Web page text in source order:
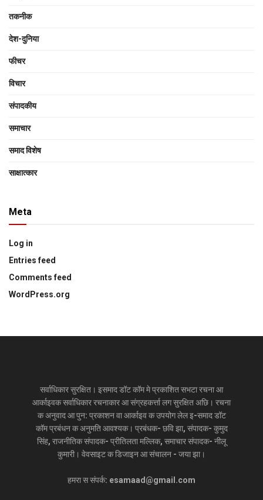
तकनीक
देश-दुनिया
फीचर
विचार
संपादकीय
समाचार
समाद विशेष
साक्षात्‍कार
Meta
Log in
Entries feed
Comments feed
WordPress.org
सर्वाधिकार सुरक्षित। इसमाद डॉट कॉम मे प्रकाशित सभटा रचना आ
आर्काइवक सर्वाधिकार रचनाकार आ संग्रहकर्त्ता लग सुरक्षित अछि। रचना
क अनुवाद आ पुन: प्रकाशन वा आर्काइव क उपयोग लेल इ-समाद डॉट
कॉम प्रबंधन क अनुमति आवश्यक। प्रबंधक- छवि झा, संपादक- कुमुद
सिंह, राजनीतिक संपादक- प्रीतिलता मल्लिक, समाचार संपादक- नीलू
कुमारी। वेवसाइट क डिजाइन आ संचालन - जया झा।
हमरा स संपर्क: esamaad@gmail.com